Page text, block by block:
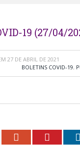
19 (27/04/
27 DE ABRIL DE 2021
BOLETINS COVID-19,
Google+ Pinterest